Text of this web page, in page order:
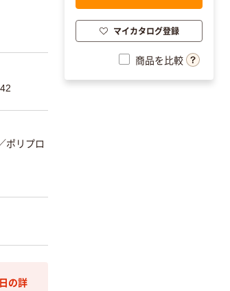
ポリプロ
の詳
マイカタログ登録
商品を比較